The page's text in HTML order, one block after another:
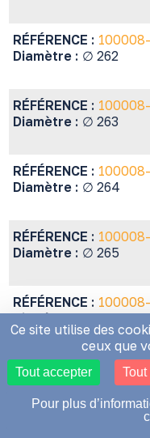
RÉFÉRENCE :
Diamètre : ∅ 262
RÉFÉRENCE :
Diamètre : ∅ 263
RÉFÉRENCE :
Diamètre : ∅ 264
RÉFÉRENCE :
Diamètre : ∅ 265
RÉFÉRENCE :
Diamètre : ∅ 266
RÉFÉRENCE :
Diamètre : ∅ 267
Ce site utilise des
ceux que
Tout accepter Tout
Pour plus